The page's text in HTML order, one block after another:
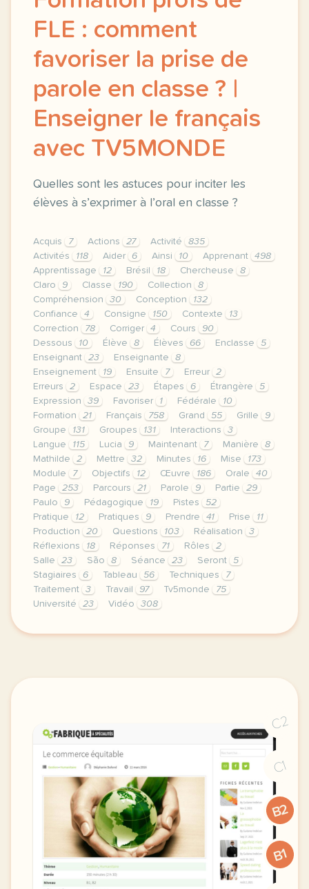
FLE : comment
favoriser la prise de
parole en classe ? |
Enseigner le français
avec TV5MONDE
Quelles sont les astuces pour inciter les
élèves à s’exprimer à l’oral en classe ?
Acquis 7 Actions 27 Activité
835
Activités
118 Aider 6 Ainsi 10 Apprenant
498
Apprentissage
12 Brésil 18 Chercheuse
8
Claro
9 Classe 190 Collection
8
Compréhension
30 Conception
132
Confiance
4 Consigne 150 Contexte
13
Correction
78 Corriger 4 Cours
90
Dessous
10 Élève 8 Élèves 66 Enclasse
5
Enseignant
23 Enseignante
8
Enseignement
19 Ensuite 7 Erreur
2
Erreurs
2 Espace 23 Étapes 6 Étrangère
5
Expression
39 Favoriser 1 Fédérale
10
Formation
21 Français 758 Grand 55 Grille
9
Groupe
131 Groupes 131 Interactions
3
Langue
115 Lucia 9 Maintenant 7 Manière
8
Mathilde
2 Mettre 32 Minutes 16 Mise
173
Module
7 Objectifs 12 Œuvre 186 Orale
40
Page
253 Parcours 21 Parole 9 Partie
29
Paulo
9 Pédagogique 19 Pistes
52
Pratique
12 Pratiques 9 Prendre 41 Prise
11
Production
20 Questions 103 Réalisation
3
Réflexions
18 Réponses 71 Rôles
2
Salle
23 São 8 Séance 23 Seront
5
Stagiaires
6 Tableau 56 Techniques
7
Traitement
3 Travail 97 Tv5monde
75
Université
23 Vidéo 308
le respect de votre vie privee est une priorite
C2
C1
B2
B1